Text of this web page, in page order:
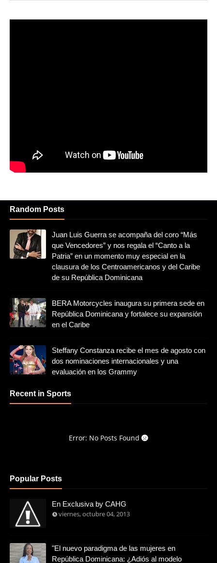
Random Posts
Juan Luis Guerra se acompaña del coro “Más
que Vencedores” y nos regala el “Canto a la
Patria” en un momento muy especial en la
clausura de los Centroamericanos y del Caribe
de su República Dominicana
BERA Motorcycles inaugura su primera sede en
República Dominicana y fortalece su expansión
en el Caribe
Steffany Constanza recibe el mes de agosto con
dos nominaciones internacionales y una
evaluación en los Grammy
Recent in Sports
Error: No Posts Found
Popular Posts
En Exclusiva by CAHG
viernes, octubre 04, 2013
"El nuevo paradigma de las mujeres en
República Dominicana: ¿Adiós al modelo